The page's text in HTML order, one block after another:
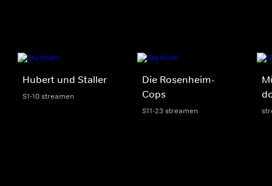
Hubert und Staller
S1-10 streamen
Die Rosenheim-
Cops
S11-23 streamen